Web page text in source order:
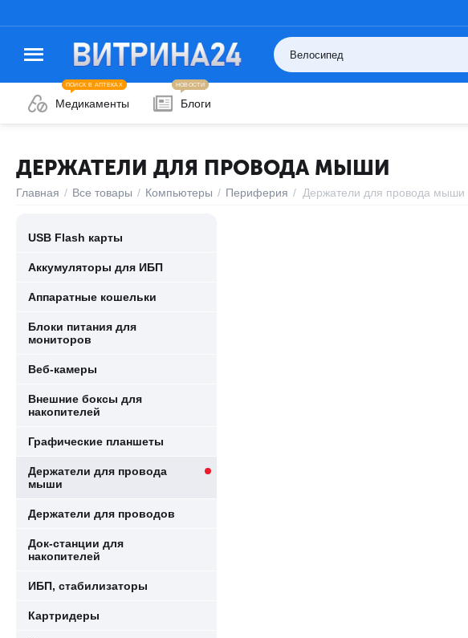
Медикаменты
ПОИСК В АПТЕКАХ
Блоги
НОВОСТИ
ДЕРЖАТЕЛИ ДЛЯ ПРОВОДА МЫШИ
Главная / Все товары / Компьютеры / Периферия / Держатели для провода мыши
USB Flash карты
Аккумуляторы для ИБП
Аппаратные кошельки
Блоки питания для
мониторов
Веб-камеры
Внешние боксы для
накопителей
Графические планшеты
Держатели для провода
мыши
Держатели для проводов
Док-станции для
накопителей
ИБП, стабилизаторы
Картридеры